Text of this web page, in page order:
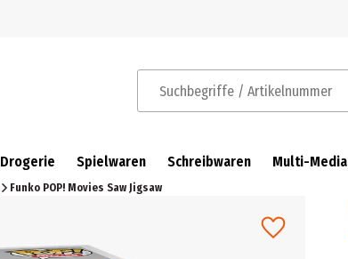
Suchbegriffe / Artikelnummer
Drogerie Spielwaren Schreibwaren Multi-Media
Funko POP! Movies Saw Jigsaw